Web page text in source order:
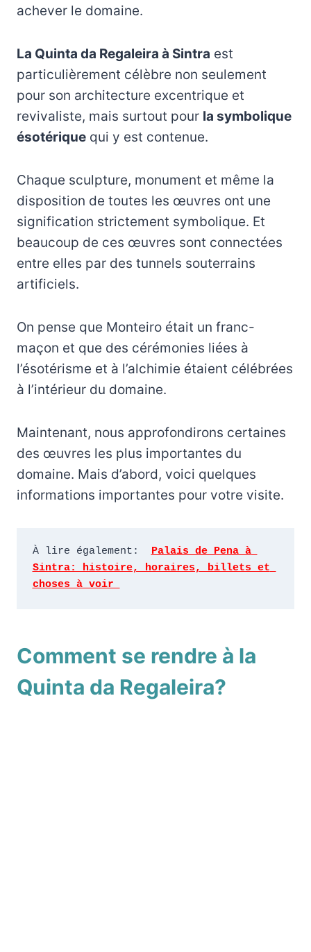
achever le domaine.
La Quinta da Regaleira à Sintra est
particulièrement célèbre non seulement
pour son architecture excentrique et
revivaliste, mais surtout pour la symbolique
ésotérique qui y est contenue.
Chaque sculpture, monument et même la
disposition de toutes les œuvres ont une
signification strictement symbolique. Et
beaucoup de ces œuvres sont connectées
entre elles par des tunnels souterrains
artificiels.
On pense que Monteiro était un franc-
maçon et que des cérémonies liées à
l’ésotérisme et à l’alchimie étaient célébrées
à l’intérieur du domaine.
Maintenant, nous approfondirons certaines
des œuvres les plus importantes du
domaine. Mais d’abord, voici quelques
informations importantes pour votre visite.
À lire également: Palais de Pena à
Sintra: histoire, horaires, billets et
choses à voir
Comment se rendre à la
Quinta da Regaleira?